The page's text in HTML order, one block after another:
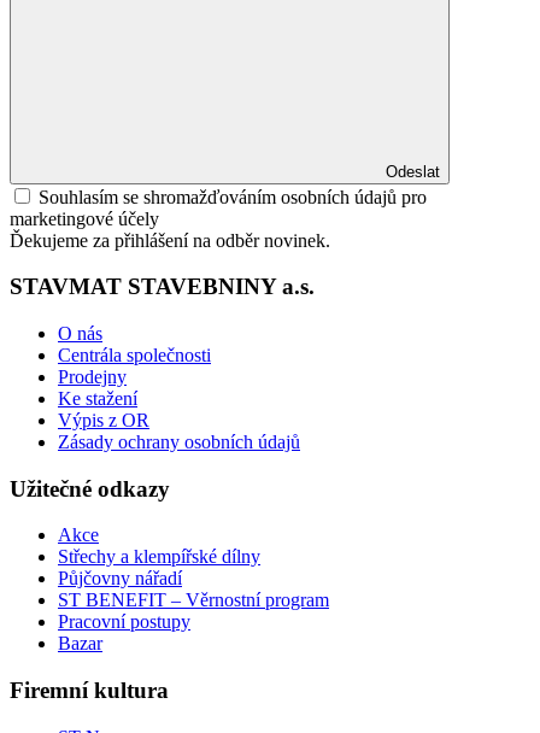
Odeslat
Souhlasím se shromažďováním osobních údajů pro
marketingové účely
Ďekujeme za přihlášení na odběr novinek.
STAVMAT STAVEBNINY a.s.
O nás
Centrála společnosti
Prodejny
Ke stažení
Výpis z OR
Zásady ochrany osobních údajů
Užitečné odkazy
Akce
Střechy a klempířské dílny
Půjčovny nářadí
ST BENEFIT – Věrnostní program
Pracovní postupy
Bazar
Firemní kultura